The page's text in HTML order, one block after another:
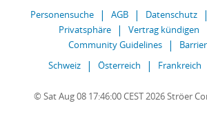
Personensuche AGB Datenschutz
Privatsphäre
Vertrag kündigen
Community Guidelines
Schweiz
Österreich Frankreich
© Sat Aug 08 17:46:00 CEST 2026 Ströer